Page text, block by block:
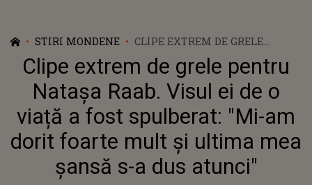
STIRI MONDENE
CLIPE EXTREM DE GRELE
PENTRU NATAȘA RAAB. VISUL
EI DE O VIAȚĂ A FOST
SPULBERAT: "MI-AM DORIT
FOARTE MULT ŞI ULTIMA MEA
ŞANSĂ S-A DUS ATUNCI"
Clipe extrem de grele pentru
Natașa Raab. Visul ei de o
viață a fost spulberat: "Mi-am
dorit foarte mult şi ultima mea
şansă s-a dus atunci"